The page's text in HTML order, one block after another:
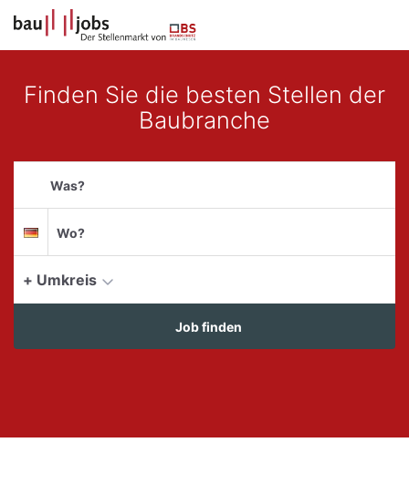
Accessibility
Modus
aktivieren
Navigation
schalten
Finden Sie die besten Stellen der
Baubranche
Suche
per
Spracheingabe
Deutschland
+ Umkreis
Job finden